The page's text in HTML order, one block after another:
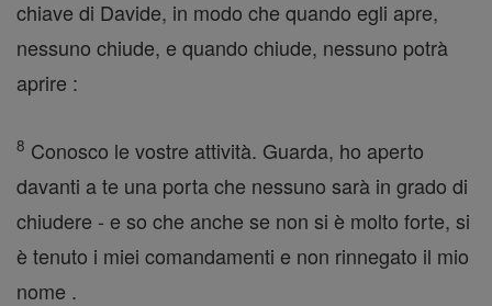
chiave di Davide, in modo che quando egli apre,
nessuno chiude, e quando chiude, nessuno potrà
aprire :
8 Conosco le vostre attività. Guarda, ho aperto
davanti a te una porta che nessuno sarà in grado di
chiudere - e so che anche se non si è molto forte, si
è tenuto i miei comandamenti e non rinnegato il mio
nome .